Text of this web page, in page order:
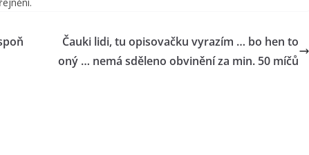
Čauki lidi, tu opisovačku vyrazím … bo hen to
oný … nemá sděleno obvinění za min. 50 míčů